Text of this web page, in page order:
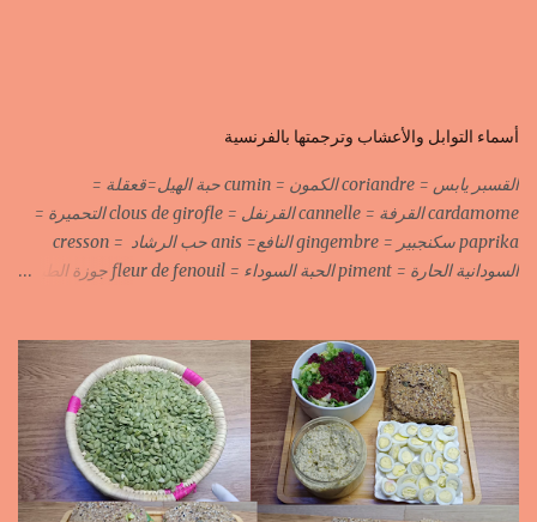
أسماء التوابل والأعشاب وترجمتها بالفرنسية
القسبر يابس = coriandre الكمون = cumin حبة الهيل=قعقلة =
cardamome القرفة = cannelle القرنفل = clous de girofle التحميرة =
paprika سكنجبير = gingembre النافع= anis حب الرشاد = cresson
السودانية الحارة = piment الحبة السوداء = fleur de fenouil جوزة الطيب
=nigelle اليبزار الأبيض=poivre blonc الخرقوم =safran des
indes=curcuma اليبزار الأسود=poivre noir زعفران=safran
جنجلان=grains de sésame الكبابة=cubèbe=piment de jamaique
بسيبيسة=macis الكوزة الصحراوية=maniguette عرق السوس=reglisse
لسان الطير=fruit de frène النافع نجيمات=badiane ظهر فلفل=poivre
long الفلفلة الحلوة……………PIMENT DOUX الفلفلة الحارة……………